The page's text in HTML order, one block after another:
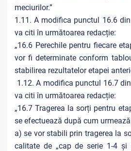
meciurilor.”
1.11. A modifica punctul 16.6
va citi în următoarea redacție:
„16.6 Perechile pentru fiecare
vor fi determinate conform
stabilirea rezultatelor etapei
1.12. A modifica punctul 16.7
va citi în următoarea redacție:
„16.7 Tragerea la sorți pentru
se efectuează după cum
a) se vor stabili prin tragerea la
calitate de „cap de serie 1-4 și